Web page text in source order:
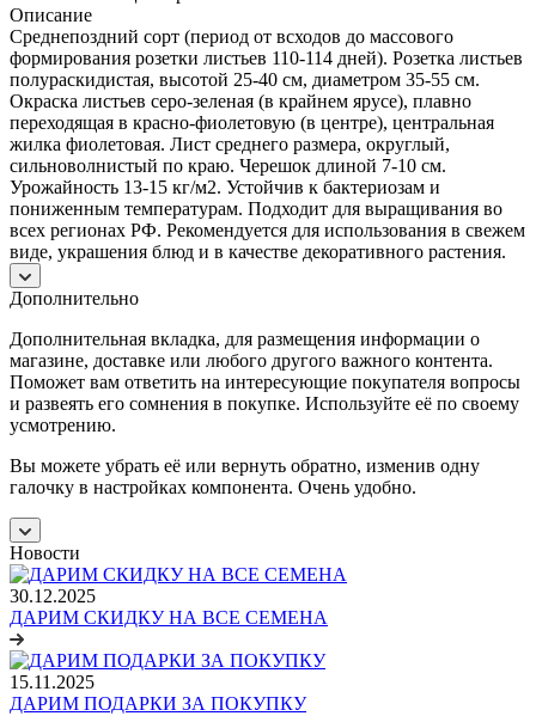
Описание
Среднепоздний сорт (период от всходов до массового
формирования розетки листьев 110-114 дней). Розетка листьев
полураскидистая, высотой 25-40 см, диаметром 35-55 см.
Окраска листьев серо-зеленая (в крайнем ярусе), плавно
переходящая в красно-фиолетовую (в центре), центральная
жилка фиолетовая. Лист среднего размера, округлый,
сильноволнистый по краю. Черешок длиной 7-10 см.
Урожайность 13-15 кг/м2. Устойчив к бактериозам и
пониженным температурам. Подходит для выращивания во
всех регионах РФ. Рекомендуется для использования в свежем
виде, украшения блюд и в качестве декоративного растения.
Дополнительно
Дополнительная вкладка, для размещения информации о
магазине, доставке или любого другого важного контента.
Поможет вам ответить на интересующие покупателя вопросы
и развеять его сомнения в покупке. Используйте её по своему
усмотрению.
Вы можете убрать её или вернуть обратно, изменив одну
галочку в настройках компонента. Очень удобно.
Новости
30.12.2025
ДАРИМ СКИДКУ НА ВСЕ СЕМЕНА
15.11.2025
ДАРИМ ПОДАРКИ ЗА ПОКУПКУ